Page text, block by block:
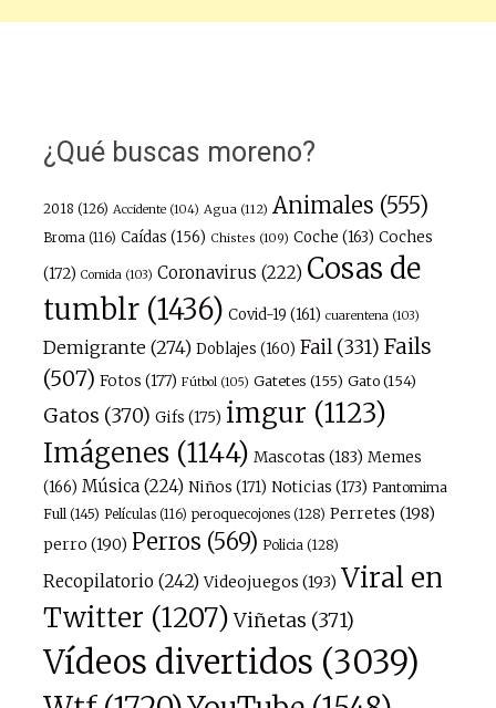
¿Qué buscas moreno?
2018 (126) Accidente(104) Agua(112) Animales (555)
Broma(116) Caídas (156) Chistes (109) Coche (163) Coches
(172) Comida(103) Coronavirus (222) Cosas de
tumblr(1436) Covid-19 (161) cuarentena(103)
Demigrante(274) Doblajes (160) Fail(331) Fails
(507) Fotos (177) Fútbol(105) Gatetes (155) Gato(154)
Gatos (370) Gifs (175) imgur (1123)
Imágenes(1144) Mascotas (183) Memes
(166) Música(224) Niños (171) Noticias (173) Pantomima
Full(145) Películas(116) peroquecojones(128) Perretes (198)
perro (190) Perros (569) Policia(128)
Recopilatorio (242) Videojuegos (193) Viral en
Twitter (1207) Viñetas (371)
Vídeos divertidos (3039)